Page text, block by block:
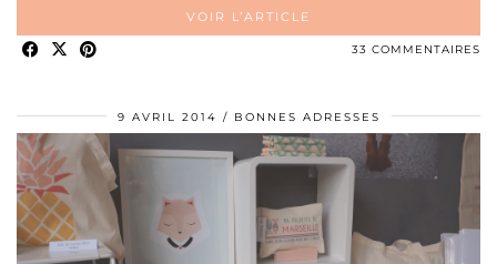
VOIR L’ARTICLE
33 COMMENTAIRES
9 AVRIL 2014 BONNES ADRESSES